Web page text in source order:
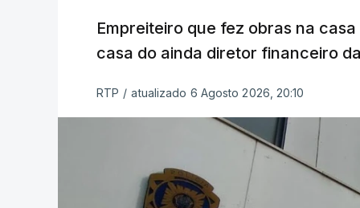
Empreiteiro que fez obras na
casa do ainda diretor financeiro
RTP / atualizado 6 Agosto 2026, 20:10